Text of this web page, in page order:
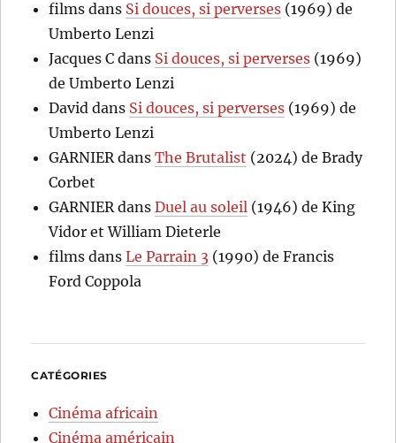
films dans Si douces, si perverses (1969) de
Umberto Lenzi
Jacques C dans Si douces, si perverses (1969)
de Umberto Lenzi
David dans Si douces, si perverses (1969) de
Umberto Lenzi
GARNIERdansThe Brutalist (2024) de Brady
Corbet
GARNIERdansDuel au soleil (1946) de King
Vidor et William Dieterle
films dansLe Parrain 3 (1990) de Francis
Ford Coppola
CATÉGORIES
Cinéma africain
Cinéma américain